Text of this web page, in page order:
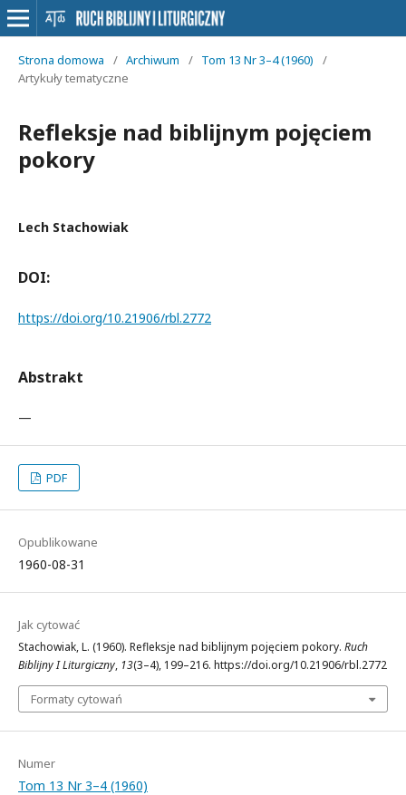
Strona domowa / Archiwum / Tom 13 Nr 3–4 (1960)
/
Artykuły tematyczne
Refleksje nad biblijnym pojęciem
pokory
Lech Stachowiak
DOI:
https://doi.org/10.21906/rbl.2772
Abstrakt
—
PDF
Opublikowane
1960-08-31
Jak cytować
Stachowiak, L. (1960). Refleksje nad biblijnym pojęciem pokory. Ruch
Biblijny I Liturgiczny, 13(3–4), 199–216. https://doi.org/10.21906/rbl.2772
Formaty cytowań
Numer
Tom 13 Nr 3–4 (1960)